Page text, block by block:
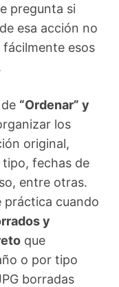
pregunta si
esa acción no
esos
“Ordenar” y
los
original,
fechas de
entre otras.
práctica cuando
y
que
o por tipo
borradas